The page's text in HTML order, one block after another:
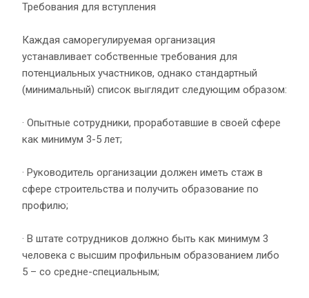
Требования для вступления
Каждая саморегулируемая организация
устанавливает собственные требования для
потенциальных участников, однако стандартный
(минимальный) список выглядит следующим образом:
· Опытные сотрудники, проработавшие в своей сфере
как минимум 3-5 лет;
· Руководитель организации должен иметь стаж в
сфере строительства и получить образование по
профилю;
· В штате сотрудников должно быть как минимум 3
человека с высшим профильным образованием либо
5 – со средне-специальным;